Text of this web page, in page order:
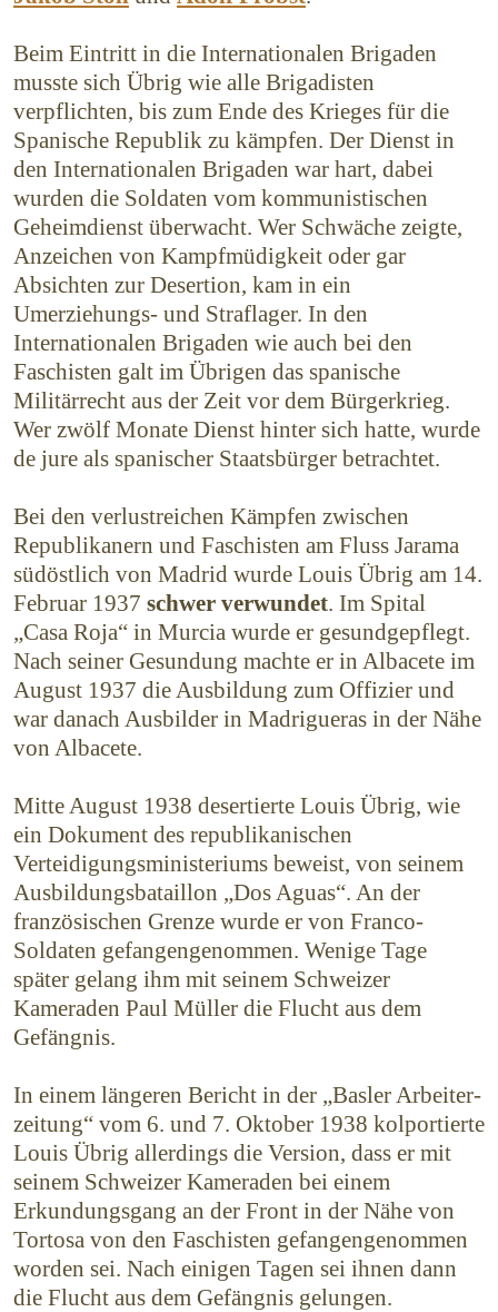
Beim Eintritt in die Internationalen Brigaden
musste sich Übrig wie alle Brigadisten
verpflichten, bis zum Ende des Krieges für die
Spanische Republik zu kämpfen. Der Dienst in
den Internationalen Brigaden war hart, dabei
wurden die Soldaten vom komm­unistischen
Geheimdienst überwacht. Wer Schwäche zeigte,
Anzeichen von Kampfmüdigkeit oder gar
Absichten zur Desertion, kam in ein
Umerziehungs- und Straflager. In den
Internationalen Brigaden wie auch bei den
Faschisten galt im Übrigen das spanische
Militärrecht aus der Zeit vor dem Bürgerkrieg.
Wer zwölf Monate Dienst hinter sich hatte, wurde
de jure als spanischer Staatsbürger betrachtet.
Bei den verlustreichen Kämpfen zwischen
Republi­kanern und Faschisten am Fluss Jarama
südöstlich von Madrid wurde Louis Übrig am 14.
Februar 1937 schwer verwundet. Im Spital
„Casa Roja“ in Murcia wurde er gesundgepflegt.
Nach seiner Gesundung machte er in Albacete im
August 1937 die Ausbildung zum Offizier und
war danach Ausbilder in Madrigueras in der Nähe
von Albacete.
Mitte August 1938 desertierte Louis Übrig, wie
ein Dokument des republikanischen
Verteidigungs­ministeriums beweist, von seinem
Ausbildungsbataillon „Dos Aguas“. An der
französischen Grenze wurde er von Franco-
Soldaten gefangengenommen. Wenige Tage
später gelang ihm mit seinem Schweizer
Kameraden Paul Müller die Flucht aus dem
Gefängnis.
In einem längeren Bericht in der „Basler Arbei­ter­
zeitung“ vom 6. und 7. Oktober 1938 kolportierte
Louis Übrig allerdings die Version, dass er mit
seinem Schweizer Kameraden bei einem
Erkundungsgang an der Front in der Nähe von
Tortosa von den Faschisten gefangengenommen
worden sei. Nach einigen Tagen sei ihnen dann
die Flucht aus dem Gefängnis gelungen.